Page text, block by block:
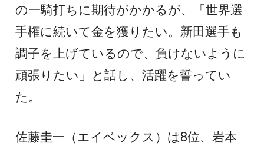
の一騎打ちに期待がかかるが、「世界選
手権に続いて金を獲りたい。新田選手も
調子を上げているので、負けないように
頑張りたい」と話し、活躍を誓ってい
た。
佐藤圭一（エイベックス）は8位、岩本